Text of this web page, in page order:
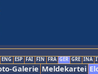
ENG ESP FAI FIN FRA GER GRE INA
Galerie Meldekartei